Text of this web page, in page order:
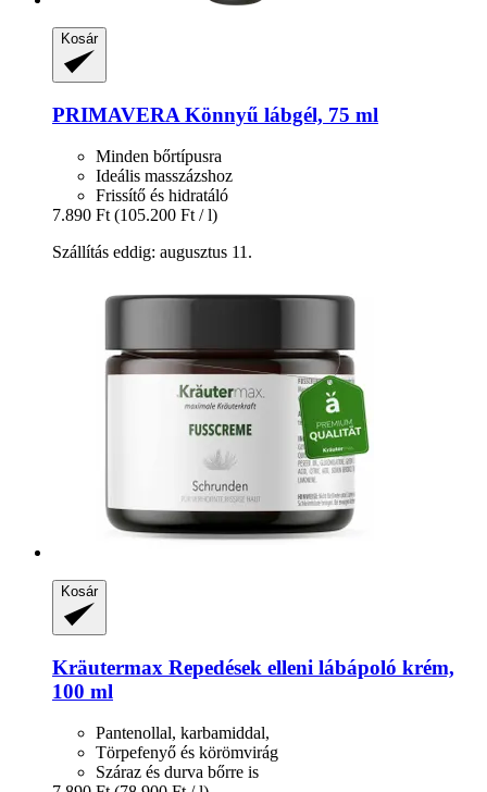
Kosár
PRIMAVERA Könnyű lábgél, 75 ml
Minden bőrtípusra
Ideális masszázshoz
Frissítő és hidratáló
7.890 Ft (105.200 Ft / l)
Szállítás eddig: augusztus 11.
Kosár
Kräutermax Repedések elleni lábápoló krém,
100 ml
Pantenollal, karbamiddal,
Törpefenyő és körömvirág
Száraz és durva bőrre is